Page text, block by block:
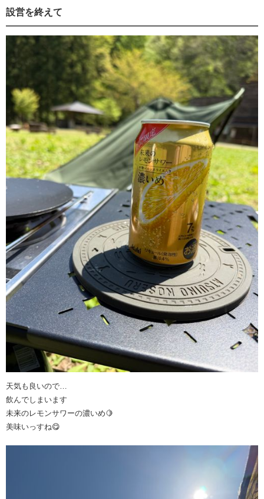
設営を終えて
天気も良いので…
飲んでしまいます
未来のレモンサワーの濃いめ🍋
美味いっすね😋